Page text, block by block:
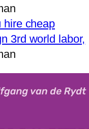
hire cheap
3rd world labor,